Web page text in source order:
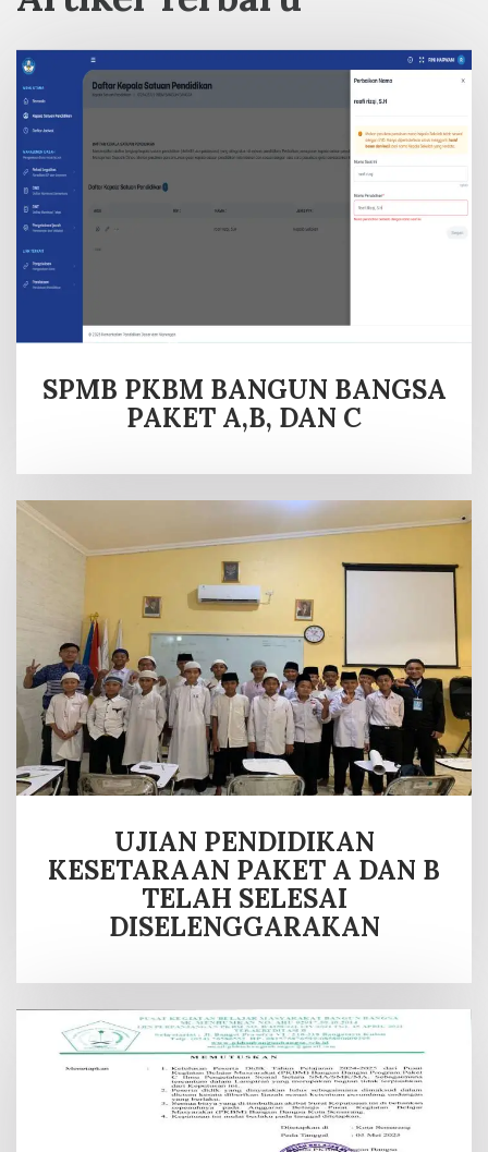
SPMB PKBM BANGUN BANGSA
PAKET A,B, DAN C
UJIAN PENDIDIKAN
KESETARAAN PAKET A DAN B
TELAH SELESAI
DISELENGGARAKAN